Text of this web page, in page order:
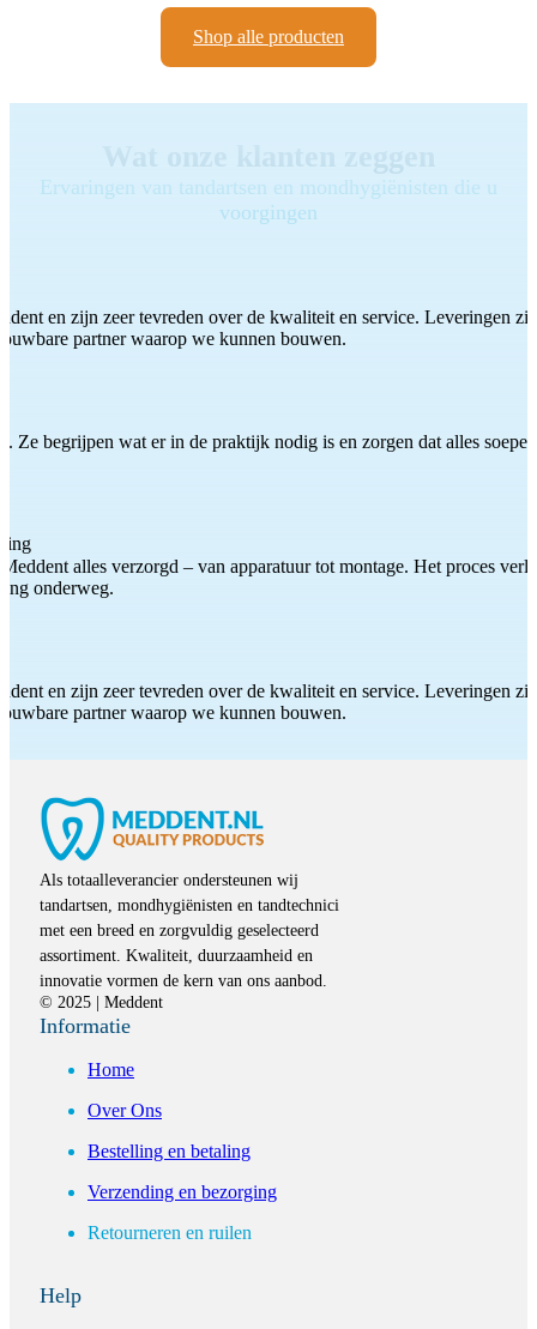
Shop alle producten
Ervaringen van tandartsen en mondhygiënisten die u
voorgingen
en zijn zeer tevreden over de kwaliteit en service. Leveringen
partner waarop we kunnen bouwen.
Ze begrijpen wat er in de praktijk nodig is en zorgen dat alles
alles verzorgd – van apparatuur tot montage. Het proces
onderweg.
en zijn zeer tevreden over de kwaliteit en service. Leveringen
partner waarop we kunnen bouwen.
Als totaalleverancier ondersteunen wij
tandartsen, mondhygiënisten en tandtechnici
met een breed en zorgvuldig geselecteerd
assortiment. Kwaliteit, duurzaamheid en
innovatie vormen de kern van ons aanbod.
© 2025 | Meddent
Informatie
Home
Over Ons
Bestelling en betaling
Verzending en bezorging
Retourneren en ruilen
Help